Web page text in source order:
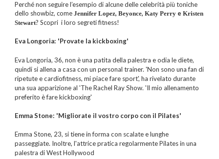
Perché non seguire l’esempio di alcune delle celebrità più toniche
dello showbiz, come Jennifer Lopez, Beyonce, Katy Perry e Kristen
Stewart? Scopri i loro segreti fitness!
Eva Longoria: 'Provate la kickboxing'
Eva Longoria, 36, non è una patita della palestra e odia le diete,
quindi si allena a casa con un personal trainer. 'Non sono una fan di
ripetute e cardiofitness, mi piace fare sport', ha rivelato durante
una sua apparizione al 'The Rachel Ray Show. 'Il mio allenamento
preferito è fare kickboxing'
Emma Stone: 'Migliorate il vostro corpo con il Pilates'
Emma Stone, 23, si tiene in forma con scalate e lunghe
passeggiate. Inoltre, l'attrice pratica regolarmentePilates in una
palestra di West Hollywood